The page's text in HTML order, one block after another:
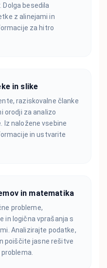
Dolga besedila
z alinejami in
za hitro
in slike
raziskovalne članke
orodji za analizo
Iz naložene vsebine
in ustvarite
in matematika
probleme,
in logična vprašanja s
Analizirajte podatke,
poiščite jasne rešitve